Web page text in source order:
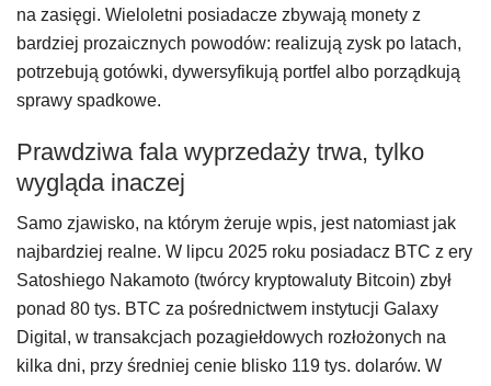
na zasięgi. Wieloletni posiadacze zbywają monety z
bardziej prozaicznych powodów: realizują zysk po latach,
potrzebują gotówki, dywersyfikują portfel albo porządkują
sprawy spadkowe.
Prawdziwa fala wyprzedaży trwa, tylko
wygląda inaczej
Samo zjawisko, na którym żeruje wpis, jest natomiast jak
najbardziej realne. W lipcu 2025 roku posiadacz BTC z ery
Satoshiego Nakamoto (twórcy kryptowaluty Bitcoin) zbył
ponad 80 tys. BTC za pośrednictwem instytucji Galaxy
Digital, w transakcjach pozagiełdowych rozłożonych na
kilka dni, przy średniej cenie blisko 119 tys. dolarów. W